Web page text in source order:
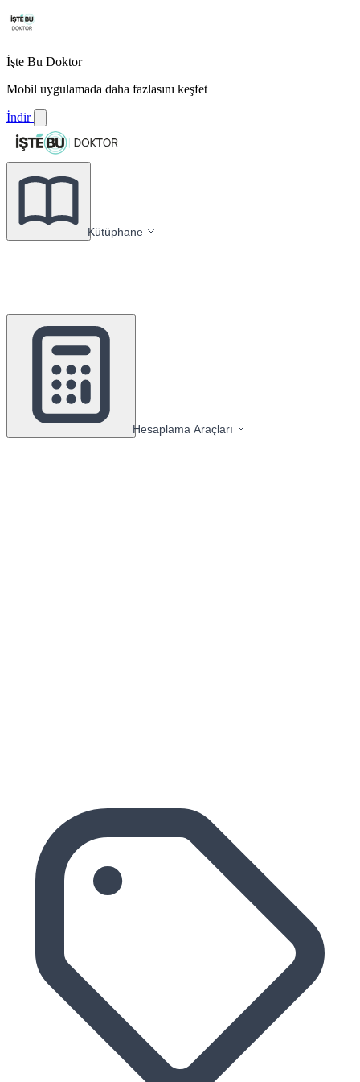
İşte Bu Doktor
Mobil uygulamada daha fazlasını keşfet
İndir
Kütüphane
Hesaplama Araçları